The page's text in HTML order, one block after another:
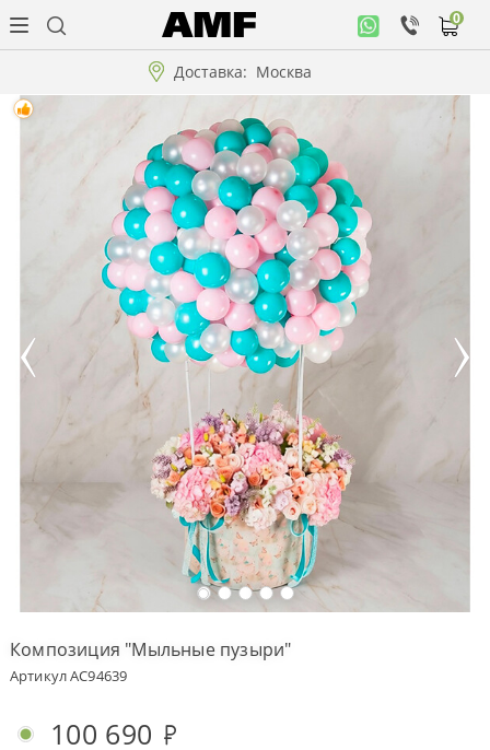
Доставка: Москва
0
кабинет
Музыкальная
коллекция
Композиции
Коллекции!!!
Подарки
Условия
Бонусная
программа
Корпоративным
клиентам
Композиция "Мыльные пузыри"
Артикул AC94639
100 690